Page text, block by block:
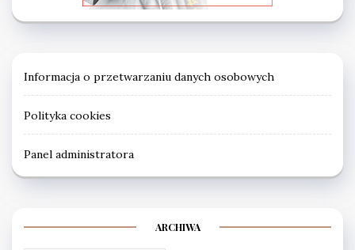
Informacja o przetwarzaniu danych osobowych
Polityka cookies
Panel administratora
ARCHIWA